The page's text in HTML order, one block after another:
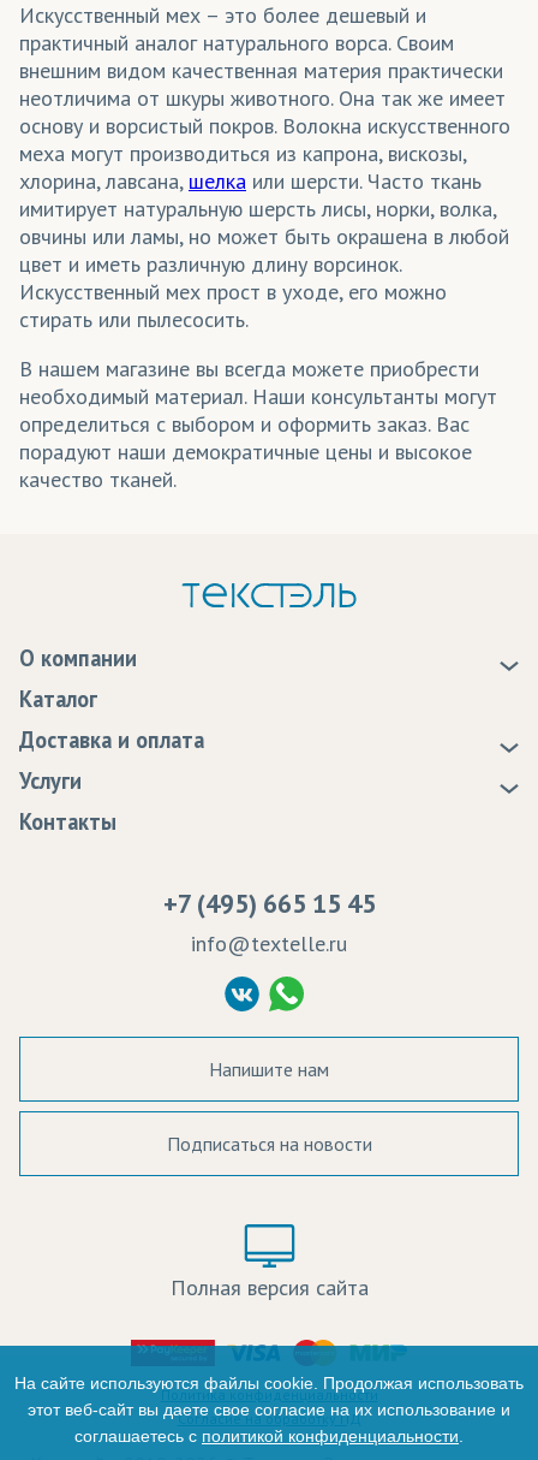
Искусственный мех – это более дешевый и
практичный аналог натурального ворса. Своим
внешним видом качественная материя практически
неотличима от шкуры животного. Она так же имеет
основу и ворсистый покров. Волокна искусственного
меха могут производиться из капрона, вискозы,
хлорина, лавсана, шелка или шерсти. Часто ткань
имитирует натуральную шерсть лисы, норки, волка,
овчины или ламы, но может быть окрашена в любой
цвет и иметь различную длину ворсинок.
Искусственный мех прост в уходе, его можно
стирать или пылесосить.
В нашем магазине вы всегда можете приобрести
необходимый материал. Наши консультанты могут
определиться с выбором и оформить заказ. Вас
порадуют наши демократичные цены и высокое
качество тканей.
О компании
Статьи
Программа лояльности
Сертификаты качества
Судебные решения
Политика Конфиденциальности
Согласие на обработку ПД
Каталог
Доставка и оплата
Доставка
Оплата
Услуги
Образцы
Контакты
+7 (495) 665 15 45
info@textelle.ru
Напишите нам
Подписаться на новости
Полная версия сайта
Политика конфиденциальности
Согласие на обработку ПД
-
На сайте используются файлы cookie. Продолжая использовать
этот веб-сайт вы даете свое согласие на их использование и
соглашаетесь с политикой конфиденциальности